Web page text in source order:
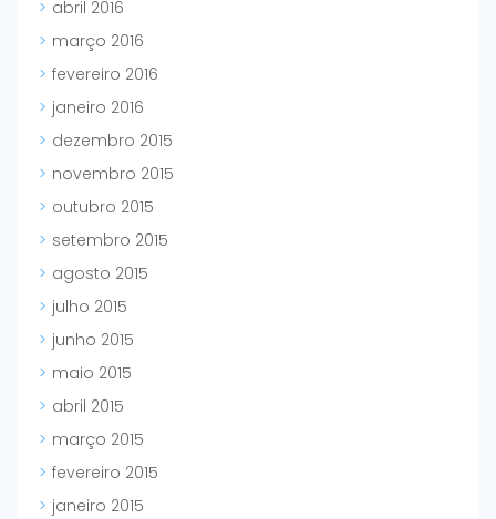
abril 2016
março 2016
fevereiro 2016
janeiro 2016
dezembro 2015
novembro 2015
outubro 2015
setembro 2015
agosto 2015
julho 2015
junho 2015
maio 2015
abril 2015
março 2015
fevereiro 2015
janeiro 2015